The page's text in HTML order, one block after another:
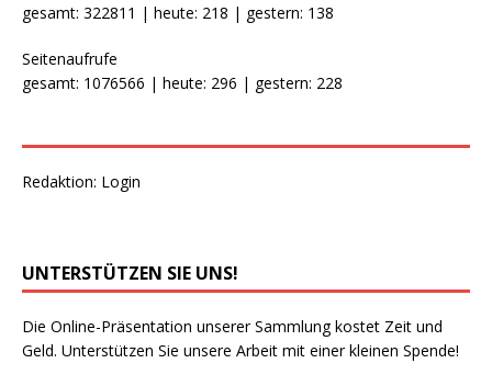
gesamt: 322811 | heute: 218 | gestern: 138
Seitenaufrufe
gesamt: 1076566 | heute: 296 | gestern: 228
Redaktion: Login
UNTERSTÜTZEN SIE UNS!
Die Online-Präsentation unserer Sammlung kostet Zeit und
Geld. Unterstützen Sie unsere Arbeit mit einer kleinen Spende!